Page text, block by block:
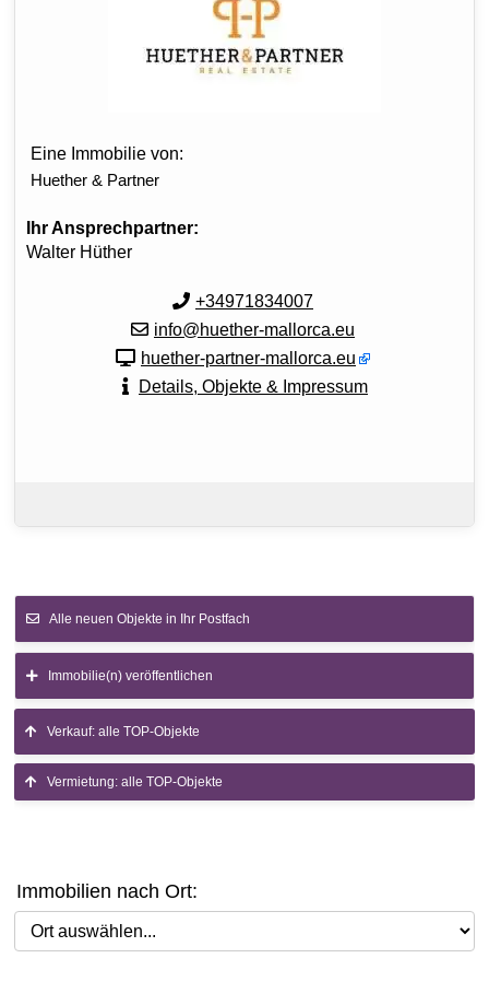
Eine Immobilie von:
Huether & Partner
Ihr Ansprechpartner:
Walter Hüther
+34971834007
info@huether-mallorca.eu
huether-partner-mallorca.eu
Details, Objekte & Impressum
Alle neuen Objekte in Ihr Postfach
Immobilie(n) veröffentlichen
Verkauf: alle TOP-Objekte
Vermietung: alle TOP-Objekte
Immobilien nach Ort:
Ort auswählen